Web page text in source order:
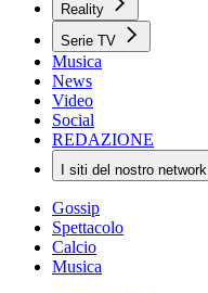
Reality
Serie TV
Musica
News
Video
Social
REDAZIONE
I siti del nostro network
Gossip
Spettacolo
Calcio
Musica